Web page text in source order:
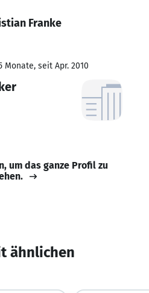
Franke
Monate, seit Apr. 2010
um das ganze Profil zu
ähnlichen